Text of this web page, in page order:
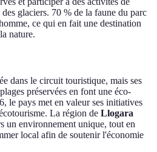
glaciers. 70 % de la faune du parc
ce qui en fait une destination
nature.
dans le circuit touristique, mais ses
préservées en font une éco-
le pays met en valeur ses initiatives
La région de Llogara
un environnement unique, tout en
local afin de soutenir l'économie